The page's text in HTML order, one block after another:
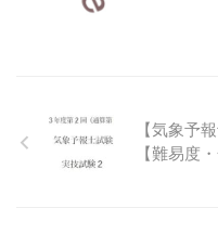
【気象予
【難易度